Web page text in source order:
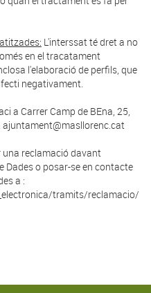
L'interssat té dret a no
en el tracatament
l'elaboració de perfils, que
negativament.
a Carrer Camp de BEna, 25,
reclamació davant
Dades o posar-se en contacte
a :
tramits/reclamacio/